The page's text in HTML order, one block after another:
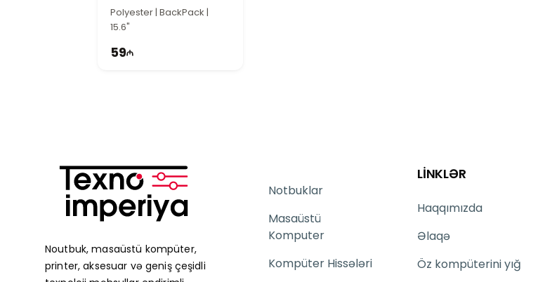
Polyester | BackPack |
15.6"
59
Noutbuk, masaüstü kompüter,
printer, aksesuar və geniş çeşidli
Notbuklar
Masaüstü
Komputer
Kompüter Hissələri
LİNKLƏR
Haqqımızda
Əlaqə
Öz kompüterini yığ